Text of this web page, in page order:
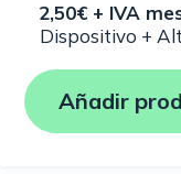
2,50€ + IVA
Dispositivo +
Añadir